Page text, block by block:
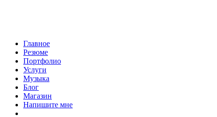
Главное
Резюме
Портфолио
Услуги
Музыка
Блог
Магазин
Напишите мне